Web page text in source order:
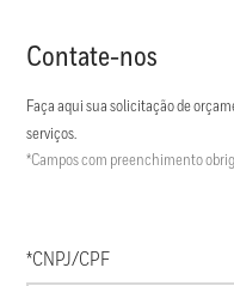
Contate-nos
Faça aqui sua solicitação de
serviços.
*Campos com preenchimento
*CNPJ/CPF